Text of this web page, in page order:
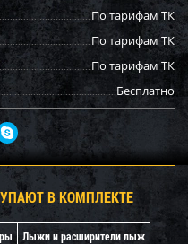
По тарифам ТК
По тарифам ТК
По тарифам ТК
Бесплатно
В КОМПЛЕКТЕ
Лыжи и расширители лыж